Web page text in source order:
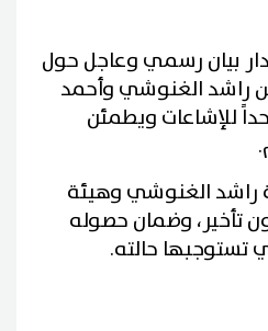
بيان رسمي وعاجل حول
راشد الغنوشي وأحمد
للإشاعات ويطمئن
راشد الغنوشي وهيئة
تأخير، وضمان حصوله
تستوجبها حالته.